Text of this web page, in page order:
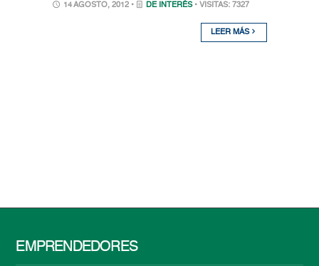
14 AGOSTO, 2012 • DE INTERÉS • VISITAS: 7327
LEER MÁS
EMPRENDEDORES